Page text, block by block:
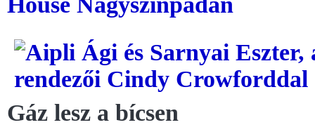
Gáz lesz a bícsen